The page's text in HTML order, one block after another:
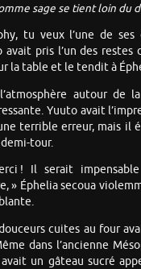
sage se tient loin du
tu veux l’une de ses
avait pris l’un des
la table et le tendit à
autour de
Yuuto avait
terrible erreur, mais il
tour.
! Il serait
» Éphelia secoua
cuites au four
dans l’ancienne
un gâteau sucré